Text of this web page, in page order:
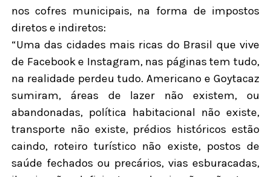
nos cofres municipais, na forma de impostos
diretos e indiretos:
“Uma das cidades mais ricas do Brasil que vive
de Facebook e Instagram, nas páginas tem tudo,
na realidade perdeu tudo. Americano e Goytacaz
sumiram, áreas de lazer não existem, ou
abandonadas, política habitacional não existe,
transporte não existe, prédios históricos estão
caindo, roteiro turístico não existe, postos de
saúde fechados ou precários, vias esburacadas,